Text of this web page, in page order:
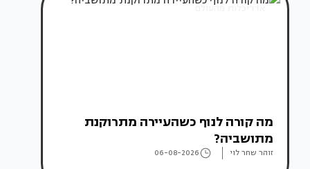
אדריכלות מהעולם
מה קורה לנוף כשהעיירה מתרוקנת
מתושביה?
זוהר שחר לוי 06-08-2026